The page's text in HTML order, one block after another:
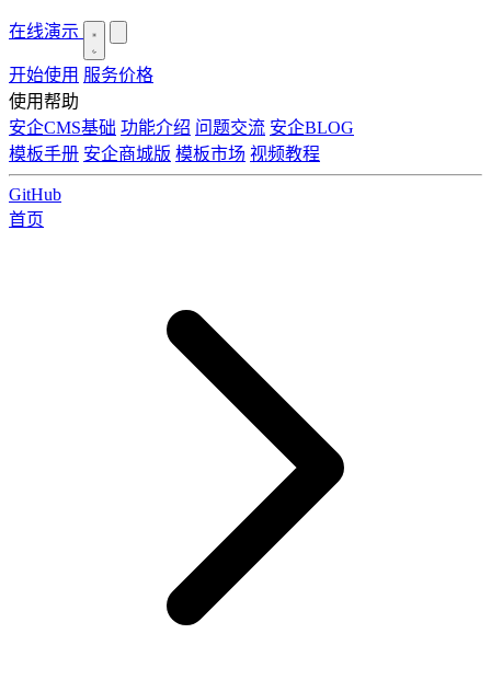
在线演示
开始使用 服务价格
使用帮助
安企CMS基础 功能介绍 问题交流 安企BLOG
模板手册 安企商城版 模板市场 视频教程
GitHub
首页